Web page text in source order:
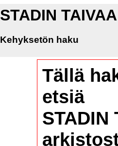
STADIN
Kehyksetön haku
Tällä
etsiä
STADIN